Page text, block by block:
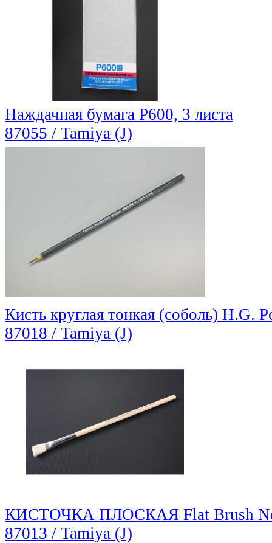
Наждачная бумага P600, 3 листа
87055 / Tamiya (J)
Кисть круглая тонкая (соболь) H.G.
87018 / Tamiya (J)
КИСТОЧКА ПЛОСКАЯ Flat Brush
87013 / Tamiya (J)